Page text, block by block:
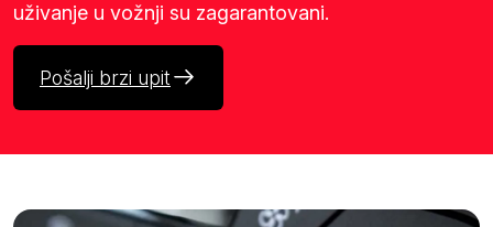
uživanje u vožnji su zagarantovani.
Pošalji brzi upit